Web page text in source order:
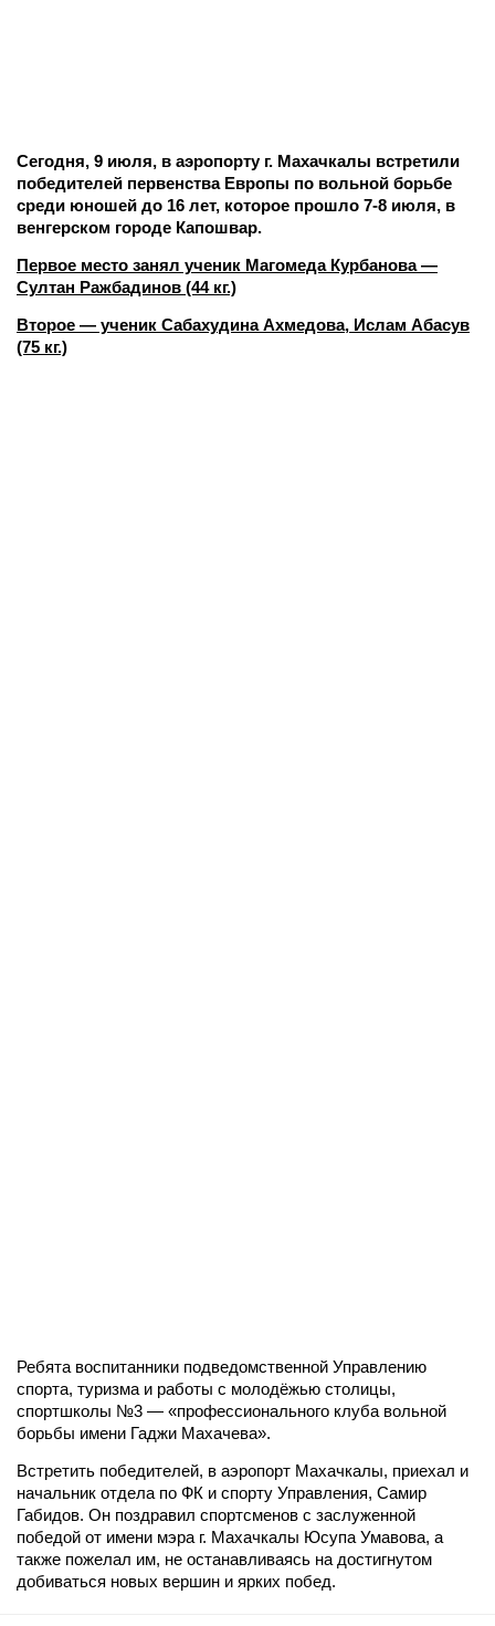
Сегодня, 9 июля, в аэропорту г. Махачкалы встретили
победителей первенства Европы по вольной борьбе
среди юношей до 16 лет, которое прошло 7-8 июля, в
венгерском городе Капошвар.
Первое место занял ученик Магомеда Курбанова —
Султан Ражбадинов (44 кг.)
Второе — ученик Сабахудина Ахмедова, Ислам Абасув
(75 кг.)
Ребята воспитанники подведомственной Управлению
спорта, туризма и работы с молодёжью столицы,
спортшколы №3 — «профессионального клуба вольной
борьбы имени Гаджи Махачева».
Встретить победителей, в аэропорт Махачкалы, приехал и
начальник отдела по ФК и спорту Управления, Самир
Габидов. Он поздравил спортсменов с заслуженной
победой от имени мэра г. Махачкалы Юсупа Умавова, а
также пожелал им, не останавливаясь на достигнутом
добиваться новых вершин и ярких побед.